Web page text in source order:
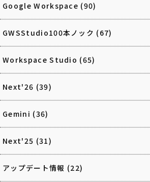
Google Workspace (90)
GWSStudio100本ノック (67)
Workspace Studio (65)
Next'26 (39)
Gemini (36)
Next'25 (31)
アップデート情報 (22)